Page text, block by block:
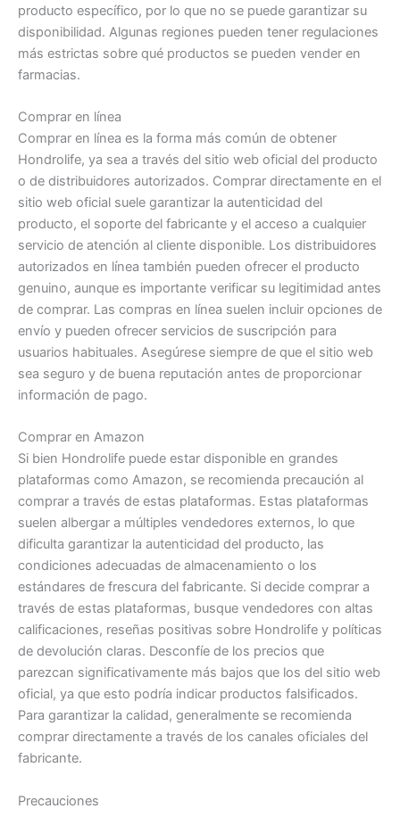
producto específico, por lo que no se puede garantizar su
disponibilidad. Algunas regiones pueden tener regulaciones
más estrictas sobre qué productos se pueden vender en
farmacias.
Comprar en línea
Comprar en línea es la forma más común de obtener
Hondrolife, ya sea a través del sitio web oficial del producto
o de distribuidores autorizados. Comprar directamente en el
sitio web oficial suele garantizar la autenticidad del
producto, el soporte del fabricante y el acceso a cualquier
servicio de atención al cliente disponible. Los distribuidores
autorizados en línea también pueden ofrecer el producto
genuino, aunque es importante verificar su legitimidad antes
de comprar. Las compras en línea suelen incluir opciones de
envío y pueden ofrecer servicios de suscripción para
usuarios habituales. Asegúrese siempre de que el sitio web
sea seguro y de buena reputación antes de proporcionar
información de pago.
Comprar en Amazon
Si bien Hondrolife puede estar disponible en grandes
plataformas como Amazon, se recomienda precaución al
comprar a través de estas plataformas. Estas plataformas
suelen albergar a múltiples vendedores externos, lo que
dificulta garantizar la autenticidad del producto, las
condiciones adecuadas de almacenamiento o los
estándares de frescura del fabricante. Si decide comprar a
través de estas plataformas, busque vendedores con altas
calificaciones, reseñas positivas sobre Hondrolife y políticas
de devolución claras. Desconfíe de los precios que
parezcan significativamente más bajos que los del sitio web
oficial, ya que esto podría indicar productos falsificados.
Para garantizar la calidad, generalmente se recomienda
comprar directamente a través de los canales oficiales del
fabricante.
Precauciones